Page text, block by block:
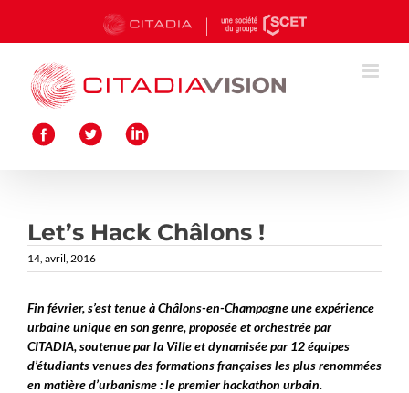
contenu
Let’s Hack Châlons !
14, avril, 2016
Fin février, s’est tenue à Châlons-en-Champagne une expérience
urbaine unique en son genre, proposée et orchestrée par
CITADIA, soutenue par la Ville et dynamisée par 12 équipes
d’étudiants venues des formations françaises les plus renommées
en matière d’urbanisme : le premier hackathon urbain.